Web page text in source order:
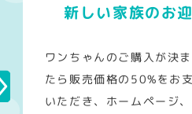
新しい家族のお
ワンちゃんのご購入が決
たら販売価格の50%をお
いただき、ホームページ